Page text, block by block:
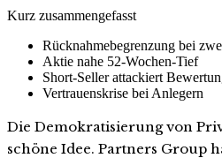
Kurz zusammengefasst
Rücknahmebegrenzung bei
Aktie nahe 52-Wochen-Tief
Short-Seller attackiert
Vertrauenskrise bei Anlegern
Die Demokratisierung von
schöne Idee. Partners Group